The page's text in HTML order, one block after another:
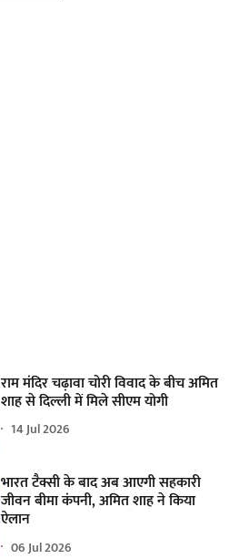
राम मंदिर चढ़ावा चोरी विवाद के बीच अमित
शाह से दिल्ली में मिले सीएम योगी
14 Jul 2026
भारत टैक्सी के बाद अब आएगी सहकारी
जीवन बीमा कंपनी, अमित शाह ने किया
ऐलान
06 Jul 2026